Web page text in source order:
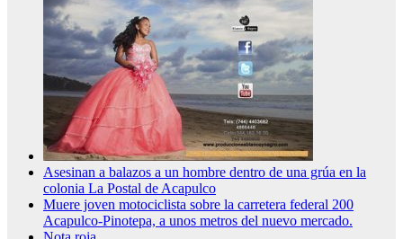
Asesinan a balazos a un hombre dentro de una grúa en la
colonia La Postal de Acapulco
Muere joven motociclista sobre la carretera federal 200
Acapulco-Pinotepa, a unos metros del nuevo mercado.